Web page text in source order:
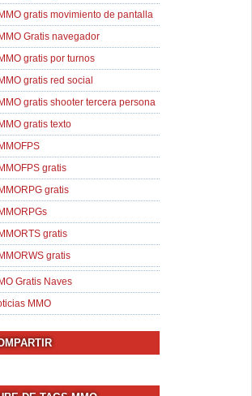
MMO gratis movimiento de pantalla
MMO Gratis navegador
MMO gratis por turnos
MMO gratis red social
MMO gratis shooter tercera persona
MMO gratis texto
MMOFPS
MMOFPS gratis
MMORPG gratis
MMORPGs
MMORTS gratis
MMORWS gratis
Gratis Naves
MMO